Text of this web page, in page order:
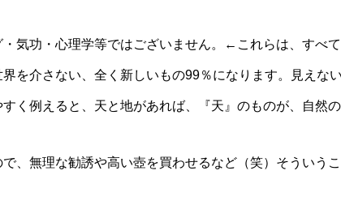
気功・心理学等ではございません。←これらは、すべ
を介さない、全く新しいもの99％になります。見えな
く例えると、天と地があれば、『天』のものが、自然の
、無理な勧誘や高い壺を買わせるなど（笑）そういう